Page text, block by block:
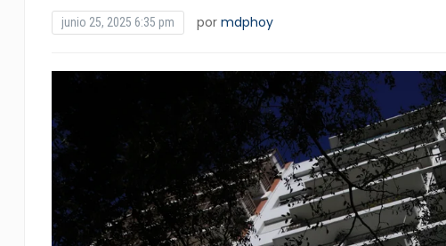
junio 25, 2025 6:35 pm por mdphoy